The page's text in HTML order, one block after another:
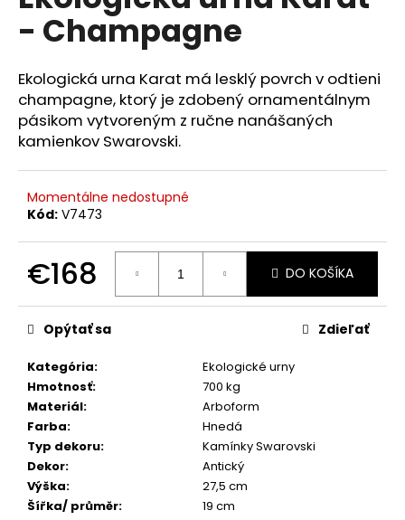
z
hviezdičiek.
- Champagne
Ekologická urna Karat má lesklý povrch v odtieni
champagne, ktorý je zdobený ornamentálnym
pásikom vytvoreným z ručne nanášaných
kamienkov Swarovski.
Momentálne nedostupné
Kód: V7473
€168
cena:
DO KOŠÍKA
Kategória:
Ekologické urny
Hmotnosť:
700 kg
Materiál:
Arboform
Farba:
Hnedá
Typ dekoru:
Kamínky Swarovski
Dekor:
Antický
Výška:
27,5 cm
Šířka/ průměr:
19 cm
Opýtať sa Zdieľať
á
s
ť
?
HĽADAŤ
O
d
p
ú
č
a
m
e